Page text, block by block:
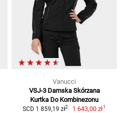
Vanucci
VSJ-3 Damska Skórzana
Kurtka Do Kombinezonu
SCD 1 859,19 zł2 1 643,00 zł1